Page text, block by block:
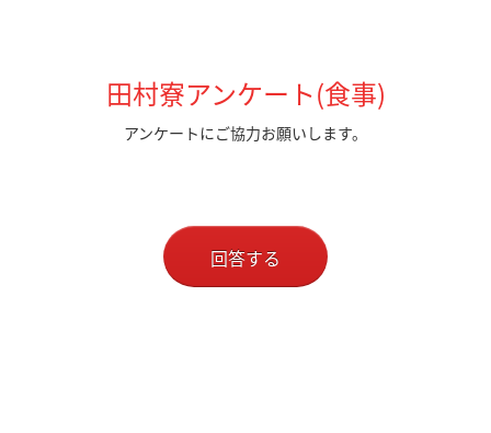
田村寮アンケート(食事)
アンケートにご協力お願いします。
回答する